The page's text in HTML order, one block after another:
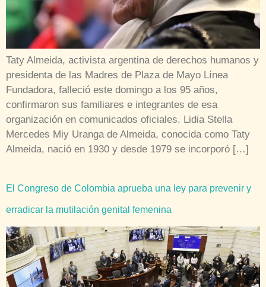
Taty Almeida, activista argentina de derechos humanos y
presidenta de las Madres de Plaza de Mayo Línea
Fundadora, falleció este domingo a los 95 años,
confirmaron sus familiares e integrantes de esa
organización en comunicados oficiales. Lidia Stella
Mercedes Miy Uranga de Almeida, conocida como Taty
Almeida, nació en 1930 y desde 1979 se incorporó […]
El Congreso de Colombia aprueba una ley para prevenir y
erradicar la mutilación genital femenina